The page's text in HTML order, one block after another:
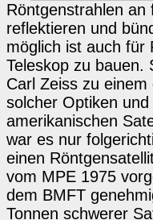
Röntgenstrahlen an
reflektieren und
möglich ist auch für
Teleskop zu bauen.
Carl Zeiss zu
solcher Optiken
amerikanischen
war es nur
einen
vom MPE 1975
dem BMFT
Tonnen schwerer